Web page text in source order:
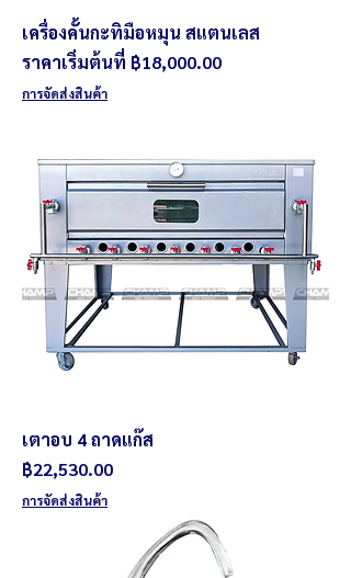
เครื่องคั้นกะทิมือหมุน สแตนเลส
ราคาเริ่มต้นที่ ฿18,000.00
ราคาขายลด
การจัดส่งสินค้า
เตาอบ 4 ถาดแก๊ส
ราคา
฿22,530.00
การจัดส่งสินค้า